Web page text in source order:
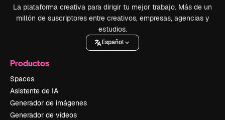
La plataforma creativa para dirigir tu mejor trabajo. Más de un
millón de suscriptores entre creativos, empresas, agencias y
estudios.
Español
Productos
Spaces
Asistente de IA
Generador de imágenes
Generador de vídeos